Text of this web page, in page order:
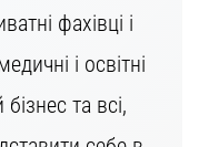
фахівці і
і освітні
та всі,